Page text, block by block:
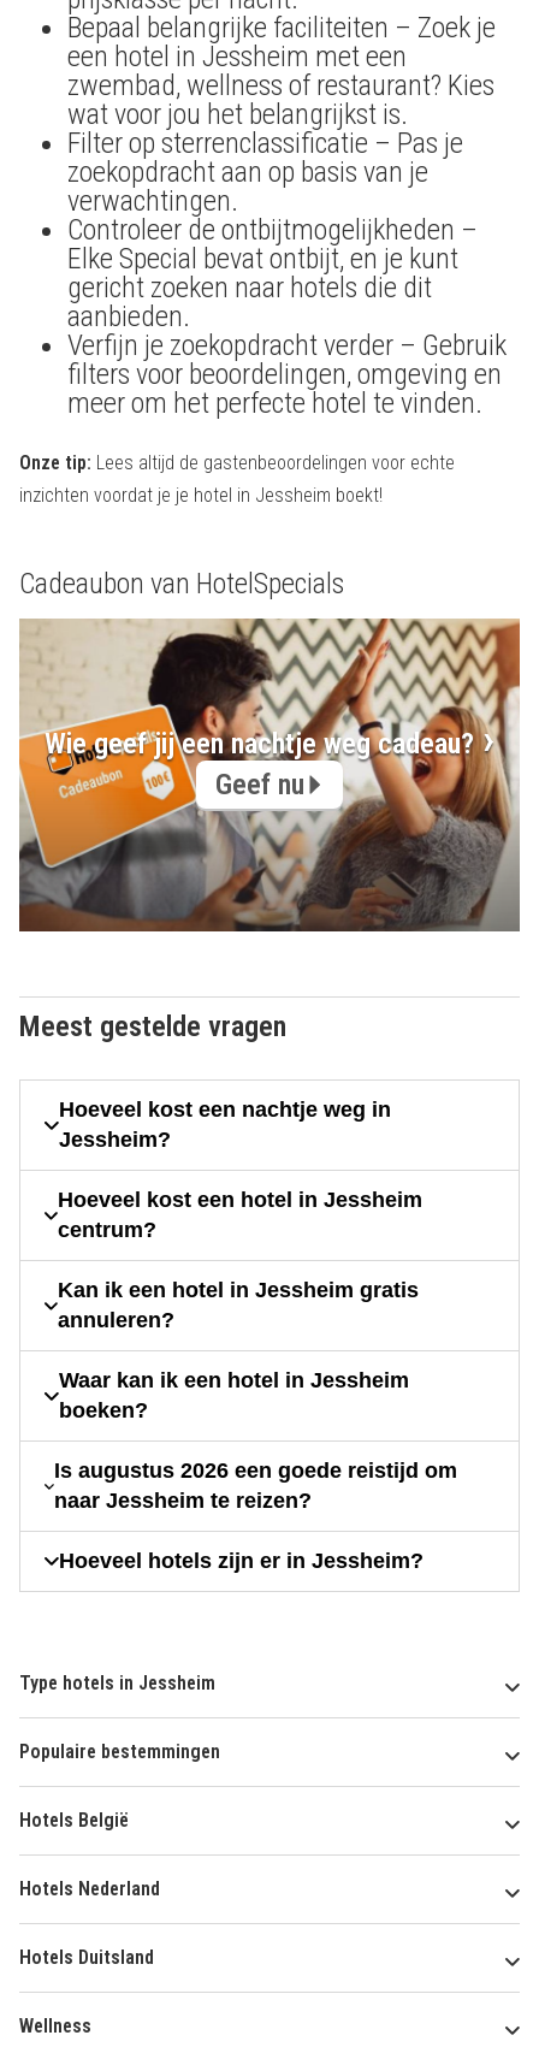
Bepaal belangrijke faciliteiten – Zoek je
een hotel in Jessheim met een
zwembad, wellness of restaurant? Kies
wat voor jou het belangrijkst is.
Filter op sterrenclassificatie – Pas je
zoekopdracht aan op basis van je
verwachtingen.
Controleer de ontbijtmogelijkheden –
Elke Special bevat ontbijt, en je kunt
gericht zoeken naar hotels die dit
aanbieden.
Verfijn je zoekopdracht verder – Gebruik
filters voor beoordelingen, omgeving en
meer om het perfecte hotel te vinden.
Onze tip: Lees altijd de gastenbeoordelingen voor echte
inzichten voordat je je hotel in Jessheim boekt!
Cadeaubon van HotelSpecials
Wie geef jij een nachtje weg cadeau?
Geef nu
Meest gestelde vragen
Hoeveel kost een nachtje weg in
Jessheim?
Hoeveel kost een hotel in Jessheim
centrum?
Kan ik een hotel in Jessheim gratis
annuleren?
Waar kan ik een hotel in Jessheim
boeken?
Is augustus 2026 een goede reistijd om
naar Jessheim te reizen?
Hoeveel hotels zijn er in Jessheim?
Type hotels in Jessheim
Populaire bestemmingen
Hotels België
Hotels Nederland
Hotels Duitsland
Wellness